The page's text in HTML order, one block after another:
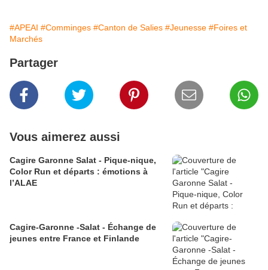
#APEAI #Comminges #Canton de Salies #Jeunesse #Foires et
Marchés
Partager
Vous aimerez aussi
Cagire Garonne Salat - Pique-nique,
Color Run et départs : émotions à
l’ALAE
Cagire-Garonne -Salat - Échange de
jeunes entre France et Finlande